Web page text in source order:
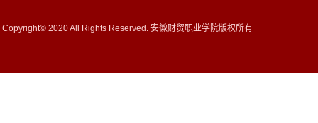
Copyright© 2020 All Rights Reserved. 安徽财贸职业学院版权所有